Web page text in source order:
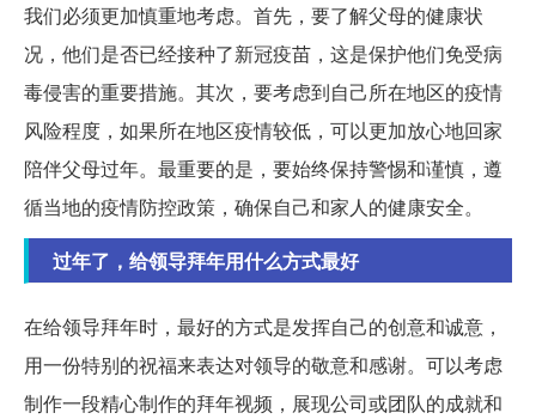
我们必须更加慎重地考虑。首先，要了解父母的健康状
况，他们是否已经接种了新冠疫苗，这是保护他们免受病
毒侵害的重要措施。其次，要考虑到自己所在地区的疫情
风险程度，如果所在地区疫情较低，可以更加放心地回家
陪伴父母过年。最重要的是，要始终保持警惕和谨慎，遵
循当地的疫情防控政策，确保自己和家人的健康安全。
过年了，给领导拜年用什么方式最好
在给领导拜年时，最好的方式是发挥自己的创意和诚意，
用一份特别的祝福来表达对领导的敬意和感谢。可以考虑
制作一段精心制作的拜年视频，展现公司或团队的成就和